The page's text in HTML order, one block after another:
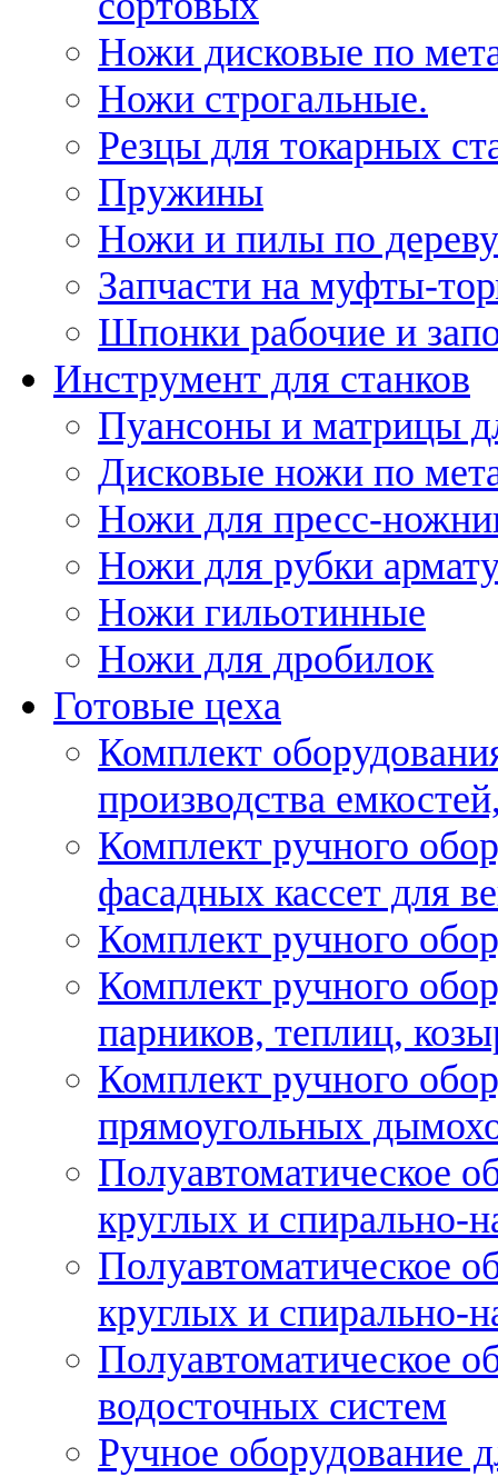
Ножи дисковые по
Ножи строгальные.
Резцы для токарных
Пружины
Ножи и пилы по дереву
Запчасти на муфты-
Шпонки рабочие и
Инструмент для станков
Пуансоны и матрицы
Дисковые ножи по
Ножи для пресс-
Ножи для рубки
Ножи гильотинные
Ножи для дробилок
Готовые цеха
Комплект
производства
Комплект ручного
фасадных кассет для
Комплект ручного
Комплект ручного
парников, теплиц,
Комплект ручного
прямоугольных
Полуавтоматическое
круглых и спирально-
Полуавтоматическое
круглых и спирально-
Полуавтоматическое
водосточных систем
Ручное оборудование